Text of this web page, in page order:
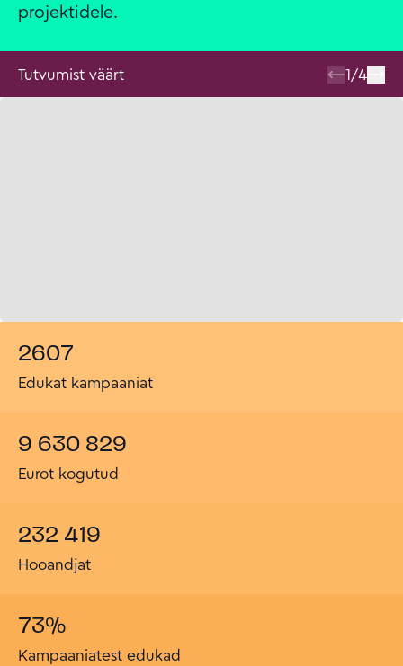
projektidele.
Tutvumist väärt 1/4
2607
Edukat kampaaniat
9 630 829
Eurot kogutud
232 419
Hooandjat
73%
Kampaaniatest edukad